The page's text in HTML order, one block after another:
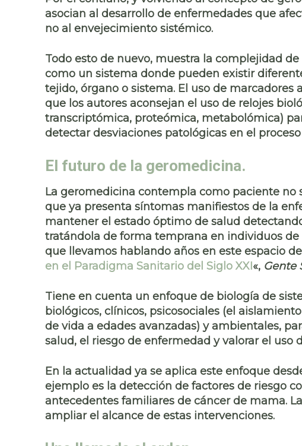
asocian al desarrollo de enfermedades que
no al envejecimiento sistémico.
Todo esto de nuevo, muestra la complejidad
como un sistema donde pueden existir
tejido, órgano o sistema. El uso de marcadores
que los autores aconsejan el uso de relojes
transcriptómica, proteómica, metabolómica)
detectar desviaciones patológicas en el
El futuro de la geromedicina.
La geromedicina contempla como paciente no
que ya presenta síntomas manifiestos de la
mantener el estado óptimo de salud
tratándola de forma temprana en individuos
que llevamos hablando años en este espacio
en el Paradigma Sanitario del Siglo XXI«, Gente
Tiene en cuenta un enfoque de biología de
biológicos, clínicos, psicosociales (el
de vida a edades avanzadas) y ambientales,
salud, el riesgo de enfermedad y valorar el uso
En la actualidad ya se aplica este enfoque
ejemplo es la detección de factores de riesgo
antecedentes familiares de cáncer de mama.
ampliar el alcance de estas intervenciones.